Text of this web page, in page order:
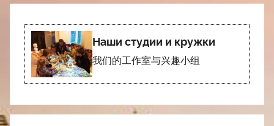
Наши студии и кружки
我们的工作室与兴趣小组